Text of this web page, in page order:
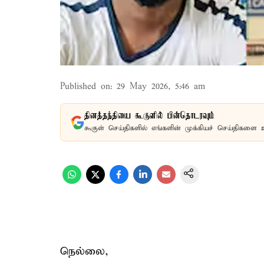
Published on: 29 May 2026, 5:46 am
தினத்தந்தியை கூகுளில் பின்தொடரவும்
கூகுள் செய்திகளில் எங்களின் முக்கியச் செய்திகளை
நெல்லை,